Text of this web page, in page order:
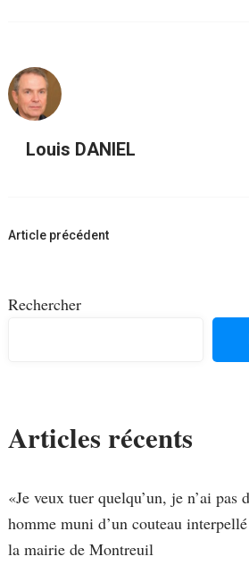
Louis DANIEL
Navigation
Article précédent
Rechercher
Articles récents
«Je veux tuer quelqu’un, je n’ai pas
homme muni d’un couteau
la mairie de Montreuil